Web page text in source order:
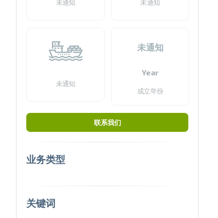
未通知 未通知
未通知
未通知
Year
成立年份
联系我们
业务类型
关键词